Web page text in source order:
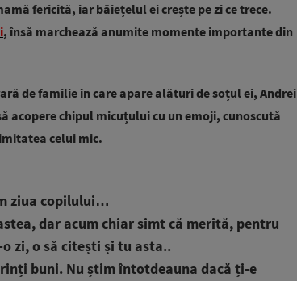
fericită, iar băiețelul ei crește pe zi ce trece.
, însă marchează anumite momente importante din
de familie în care apare alături de soțul ei, Andrei
acopere chipul micuțului cu un emoji, cunoscută
celui mic.
ziua copilului…
dar acum chiar simt că merită, pentru
zi, o să citești și tu asta..
buni. Nu știm întotdeauna dacă ți-e